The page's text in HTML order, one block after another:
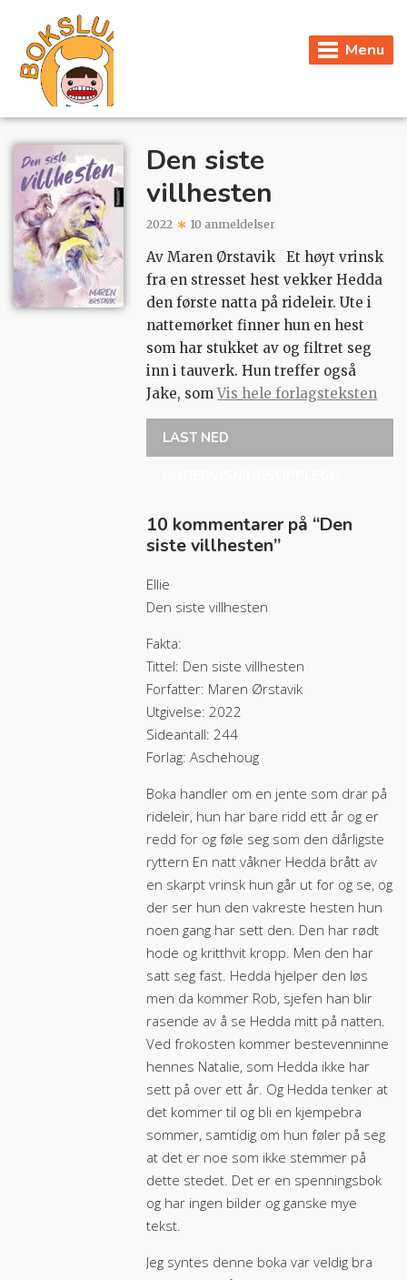
Menu
Den siste
villhesten
2022 10 anmeldelser
Av Maren Ørstavik Et høyt vrinsk
fra en stresset hest vekker Hedda
den første natta på rideleir. Ute i
nattemørket finner hun en hest
som har stukket av og filtret seg
inn i tauverk. Hun treffer også
Jake, somVis hele forlagsteksten
LAST NED
10 kommentarer på “Den
siste villhesten”
Ellie
Den siste villhesten
Fakta:
Tittel: Den siste villhesten
Forfatter: Maren Ørstavik
Utgivelse: 2022
Sideantall: 244
Forlag: Aschehoug
Boka handler om en jente som drar på
rideleir, hun har bare ridd ett år og er
redd for og føle seg som den dårligste
ryttern En natt våkner Hedda brått av
en skarpt vrinsk hun går ut for og se, og
der ser hun den vakreste hesten hun
noen gang har sett den. Den har rødt
hode og kritthvit kropp. Men den har
satt seg fast. Hedda hjelper den løs
men da kommer Rob, sjefen han blir
rasende av å se Hedda mitt på natten.
Ved frokosten kommer bestevenninne
hennes Natalie, som Hedda ikke har
sett på over ett år. Og Hedda tenker at
det kommer til og bli en kjempebra
sommer, samtidig om hun føler på seg
at det er noe som ikke stemmer på
dette stedet. Det er en spenningsbok
og har ingen bilder og ganske mye
tekst.
Jeg syntes denne boka var veldig bra